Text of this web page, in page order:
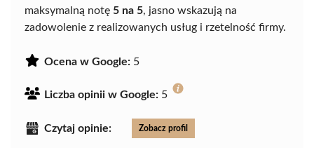
maksymalną notę 5 na 5, jasno wskazują na
zadowolenie z realizowanych usług i rzetelność firmy.
Ocena w Google: 5
Liczba opinii w Google: 5
Czytaj opinie: Zobacz profil